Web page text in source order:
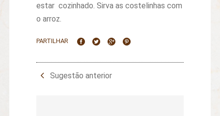
estar cozinhado. Sirva as costelinhas com
o arroz.
PARTILHAR
Sugestão anterior